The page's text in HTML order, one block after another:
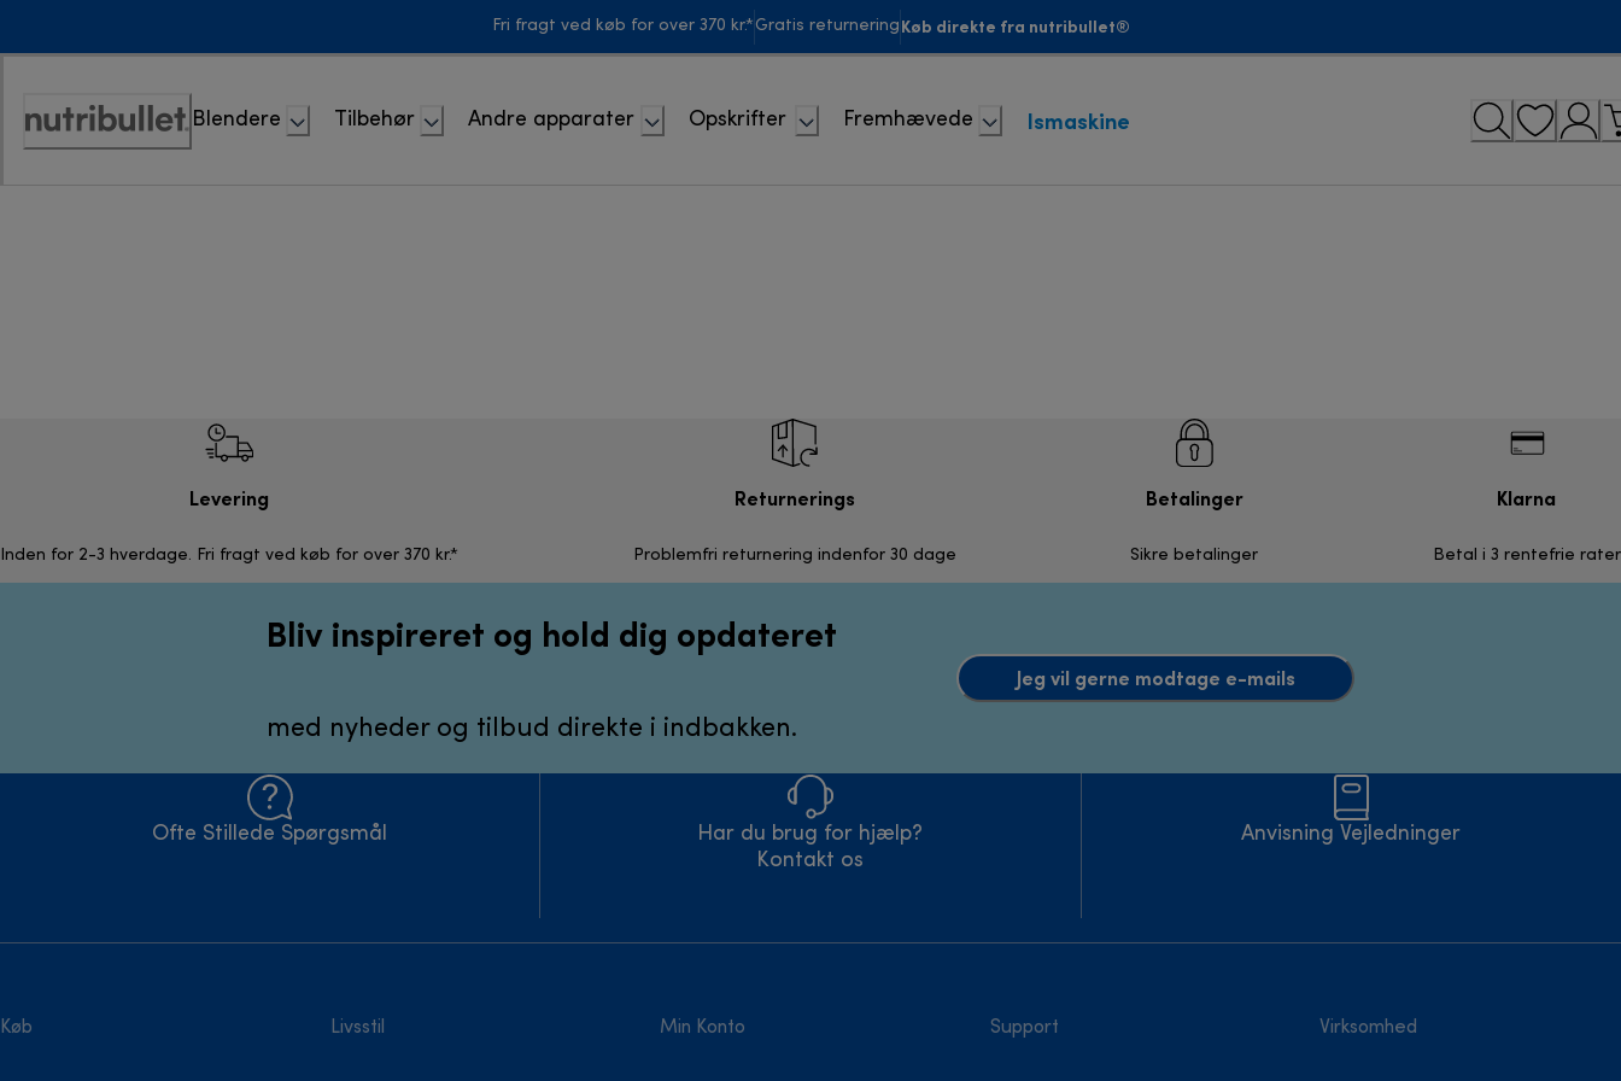
Fri fragt ved køb for over 370 kr.* Gratis returnering Køb direkte fra nutribullet®
Accessibility
Blendere Tilbehør Andre apparater Opskrifter Fremhævede Ismaskine
Levering
Inden for 2-3 hverdage. Fri fragt ved køb for over 370 kr.*
Returnerings
Problemfri returnering indenfor 30 dage
Betalinger
Sikre betalinger
Klarna
Betal i 3 rentefrie rater
Bliv inspireret og hold dig opdateret
med nyheder og tilbud direkte i indbakken.
Jeg vil gerne modtage e-mails
Ofte Stillede Spørgsmål
Har du brug for hjælp?
Kontakt os
Anvisning Vejledninger
Køb Livsstil Min Konto Support Virksomhed